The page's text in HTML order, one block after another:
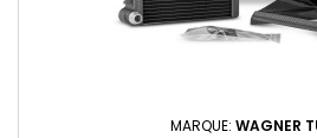
MARQUE: WAGNER